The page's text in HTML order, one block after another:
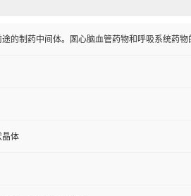
的制药中间体。圂心脑血管药物和呼吸系统药物
晶体